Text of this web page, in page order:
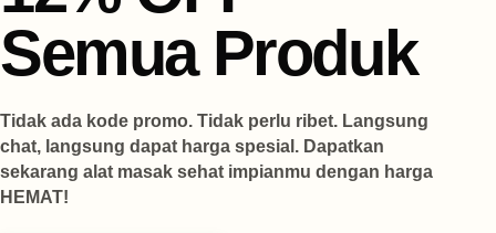
Semua Produk
Tidak ada kode promo. Tidak perlu ribet. Langsung
chat, langsung dapat harga spesial. Dapatkan
sekarang alat masak sehat impianmu dengan harga
HEMAT!